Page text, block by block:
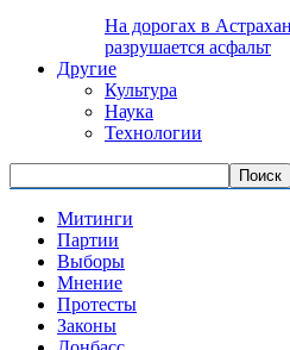
На дорогах в
разрушается асфальт
Другие
Культура
Наука
Технологии
Митинги
Партии
Выборы
Мнение
Протесты
Законы